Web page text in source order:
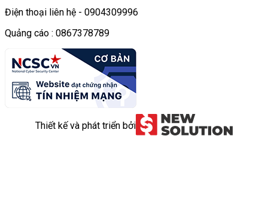
Điện thoại liên hệ - 0904309996
Quảng cáo : 0867378789
Thiết kế và phát triển bởi